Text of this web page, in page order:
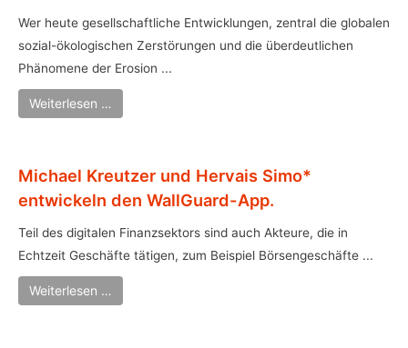
Wer heute gesellschaftliche Entwicklungen, zentral die globalen
sozial-ökologischen Zerstörungen und die überdeutlichen
Phänomene der Erosion ...
Weiterlesen …
Michael Kreutzer und Hervais Simo*
entwickeln den WallGuard-App.
Teil des digitalen Finanzsektors sind auch Akteure, die in
Echtzeit Geschäfte tätigen, zum Beispiel Börsengeschäfte ...
Weiterlesen …